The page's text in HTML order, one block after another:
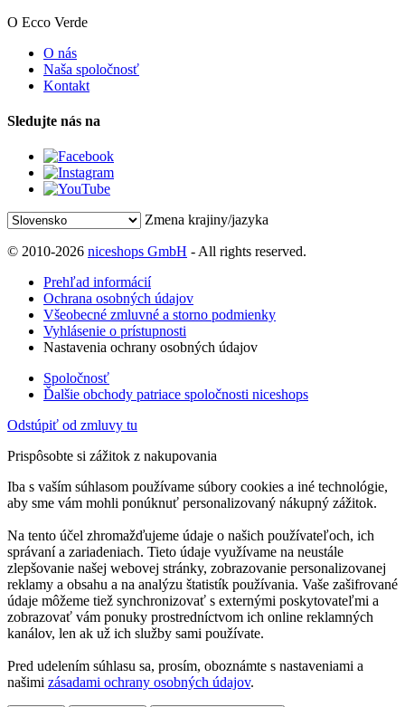
O Ecco Verde
O nás
Naša spoločnosť
Kontakt
Sledujte nás na
Zmena krajiny/jazyka
© 2010-2026 niceshops GmbH - All rights reserved.
Prehľad informácií
Ochrana osobných údajov
Všeobecné zmluvné a storno podmienky
Vyhlásenie o prístupnosti
Nastavenia ochrany osobných údajov
Spoločnosť
Ďalšie obchody patriace spoločnosti niceshops
Odstúpiť od zmluvy tu
Prispôsobte si zážitok z nakupovania
Iba s vaším súhlasom používame súbory cookies a iné technológie,
aby sme vám mohli ponúknuť personalizovaný nákupný zážitok.
Na tento účel zhromažďujeme údaje o našich používateľoch, ich
správaní a zariadeniach. Tieto údaje využívame na neustále
zlepšovanie našej webovej stránky, zobrazovanie personalizovanej
reklamy a obsahu a na analýzu štatistík používania. Vaše zašifrované
údaje môžeme tiež synchronizovať s externými poskytovateľmi a
zobrazovať vám ponuky prostredníctvom ich online reklamných
kanálov, len ak už ich služby sami používate.
Pred udelením súhlasu sa, prosím, oboznámte s nastaveniami a
našimi zásadami ochrany osobných údajov.